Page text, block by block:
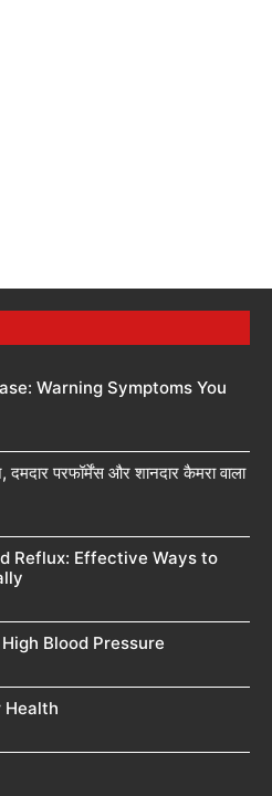
Warning Symptoms You
परफॉर्मेंस और शानदार कैमरा वाला
Reflux: Effective Ways to
Blood Pressure
Health